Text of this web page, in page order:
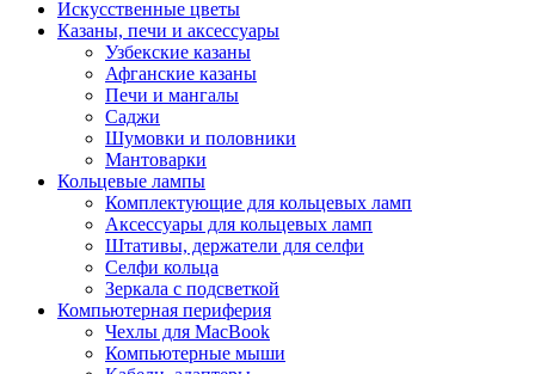
Искусственные цветы
Казаны, печи и аксессуары
Узбекские казаны
Афганские казаны
Печи и мангалы
Саджи
Шумовки и половники
Мантоварки
Кольцевые лампы
Комплектующие для кольцевых ламп
Аксессуары для кольцевых ламп
Штативы, держатели для селфи
Селфи кольца
Зеркала с подсветкой
Компьютерная периферия
Чехлы для MacBook
Компьютерные мыши